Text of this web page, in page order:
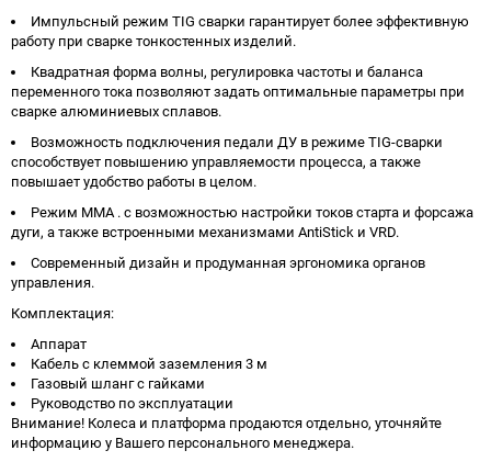
Импульсный режим TIG сварки гарантирует более эффективную
работу при сварке тонкостенных изделий.
Квадратная форма волны, регулировка частоты и баланса
переменного тока позволяют задать оптимальные параметры при
сварке алюминиевых сплавов.
Возможность подключения педали ДУ в режиме TIG-сварки
способствует повышению управляемости процесса, а также
повышает удобство работы в целом.
Режим MMA . с возможностью настройки токов старта и форсажа
дуги, а также встроенными механизмами AntiStick и VRD.
Современный дизайн и продуманная эргономика органов
управления.
Комплектация:
Аппарат
Кабель с клеммой заземления 3 м
Газовый шланг с гайками
Руководство по эксплуатации
Внимание! Колеса и платформа продаются отдельно, уточняйте
информацию у Вашего персонального менеджера.